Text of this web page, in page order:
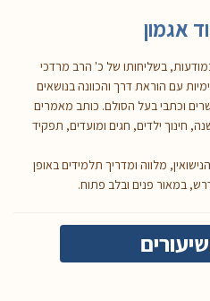
אגמון
בשליחותו של כ' הרב מרדכי
עם הוראת דרך והכוונה בנושאים
וכתבי בעל הסולם. כותב מאמרים
חינוך ילדים, חגים ומועדים, תפקיד
מלווה ומדריך תלמידים באופן
במאור פנים ובלב פתוח.